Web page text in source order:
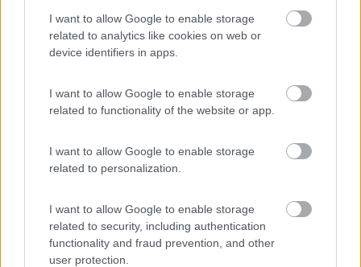
I want to allow Google to enable storage
related to analytics like cookies on web or
device identifiers in apps.
I want to allow Google to enable storage
related to functionality of the website or app.
I want to allow Google to enable storage
related to personalization.
I want to allow Google to enable storage
related to security, including authentication
functionality and fraud prevention, and other
user protection.
Area camper comunale
9
Prima del paese, in riva al torrente, area gestita dalla ...
Carcoforo (VC) - 17km